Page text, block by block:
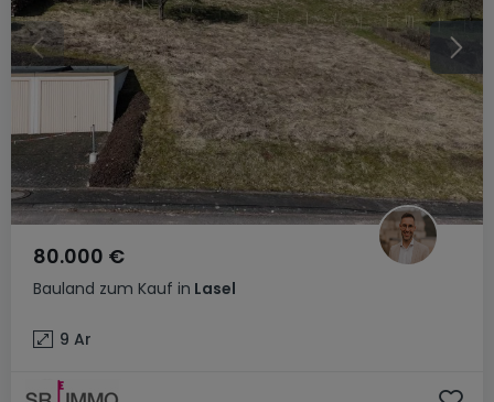
Bauland zum Kauf in Lasel
80.000 €
9 Ar